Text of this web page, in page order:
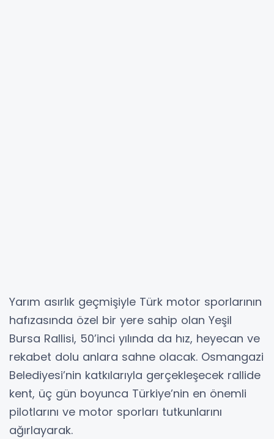
Yarım asırlık geçmişiyle Türk motor sporlarının
hafızasında özel bir yere sahip olan Yeşil
Bursa Rallisi, 50’inci yılında da hız, heyecan ve
rekabet dolu anlara sahne olacak. Osmangazi
Belediyesi’nin katkılarıyla gerçekleşecek rallide
kent, üç gün boyunca Türkiye’nin en önemli
pilotlarını ve motor sporları tutkunlarını
ağırlayarak.